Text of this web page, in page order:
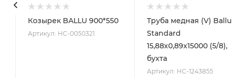
Козырек BALLU 900*550
Артикул: НС-0050321
Труба медная (V) Ballu
Standard
15,88х0,89х15000 (5/8),
бухта
Артикул: НС-1243855